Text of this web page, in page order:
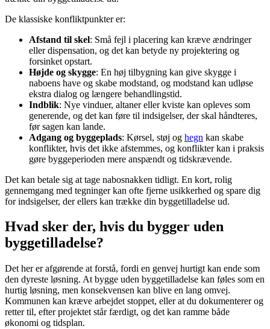
De klassiske konfliktpunkter er:
Afstand til skel: Små fejl i placering kan kræve ændringer
eller dispensation, og det kan betyde ny projektering og
forsinket opstart.
Højde og skygge: En høj tilbygning kan give skygge i
naboens have og skabe modstand, og modstand kan udløse
ekstra dialog og længere behandlingstid.
Indblik: Nye vinduer, altaner eller kviste kan opleves som
generende, og det kan føre til indsigelser, der skal håndteres,
før sagen kan lande.
Adgang og byggeplads: Kørsel, støj og hegn kan skabe
konflikter, hvis det ikke afstemmes, og konflikter kan i praksis
gøre byggeperioden mere anspændt og tidskrævende.
Det kan betale sig at tage nabosnakken tidligt. En kort, rolig
gennemgang med tegninger kan ofte fjerne usikkerhed og spare dig
for indsigelser, der ellers kan trække din byggetilladelse ud.
Hvad sker der, hvis du bygger uden
byggetilladelse?
Det her er afgørende at forstå, fordi en genvej hurtigt kan ende som
den dyreste løsning. At bygge uden byggetilladelse kan føles som en
hurtig løsning, men konsekvensen kan blive en lang omvej.
Kommunen kan kræve arbejdet stoppet, eller at du dokumenterer og
retter til, efter projektet står færdigt, og det kan ramme både
økonomi og tidsplan.